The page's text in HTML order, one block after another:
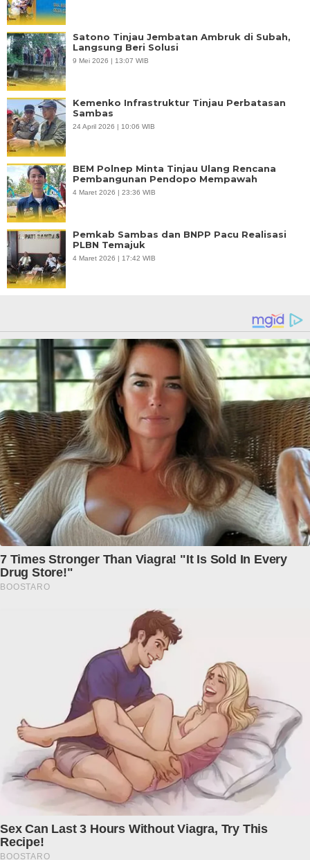
Satono Tinjau Jembatan Ambruk di Subah,
Langsung Beri Solusi
9 Mei 2026 | 13:07 WIB
Kemenko Infrastruktur Tinjau Perbatasan
Sambas
24 April 2026 | 10:06 WIB
BEM Polnep Minta Tinjau Ulang Rencana
Pembangunan Pendopo Mempawah
4 Maret 2026 | 23:36 WIB
Pemkab Sambas dan BNPP Pacu Realisasi
PLBN Temajuk
4 Maret 2026 | 17:42 WIB